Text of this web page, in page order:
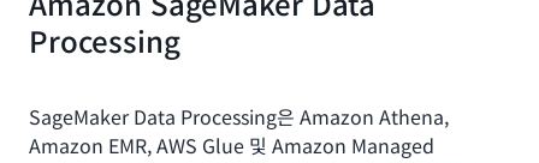
Processing
SageMaker Data Processing은 Amazon Athena,
Amazon EMR, AWS Glue 및 Amazon Managed